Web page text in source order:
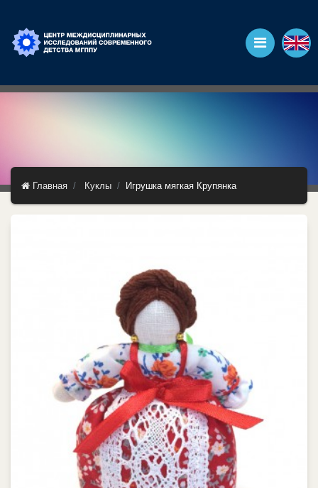
Главная Куклы Игрушка мягкая Крупянка